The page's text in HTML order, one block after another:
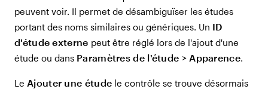
peuvent voir. Il permet de désambiguïser les études
portant des noms similaires ou génériques. Un ID
d'étude externe peut être réglé lors de l'ajout d'une
étude ou dans Paramètres de l'étude > Apparence.
Le Ajouter une étude le contrôle se trouve désormais